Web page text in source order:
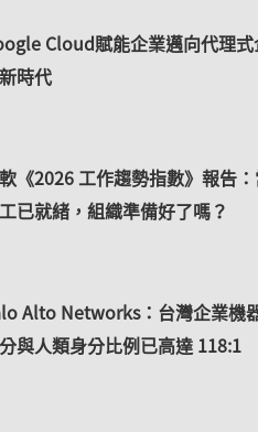
Cloud賦能企業邁向代理式
時代
《2026 工作趨勢指數》報告
已就緒，組織準備好了嗎？
Alto Networks：台灣企業機
與人類身分比例已高達 118:1